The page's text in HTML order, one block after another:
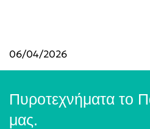
06/04/2026
Πυροτεχνήματα το
μας.